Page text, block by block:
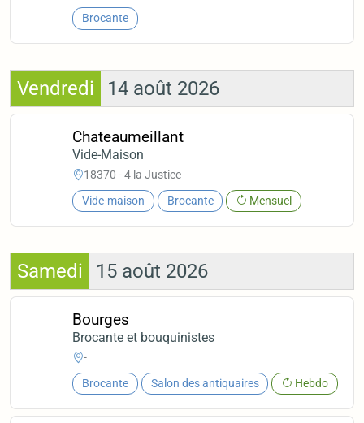
Brocante
Vendredi 14 août 2026
Chateaumeillant
Vide-Maison
18370 - 4 la Justice
Vide-maison Brocante Mensuel
Samedi 15 août 2026
Bourges
Brocante et bouquinistes
-
Brocante Salon des antiquaires Hebdo